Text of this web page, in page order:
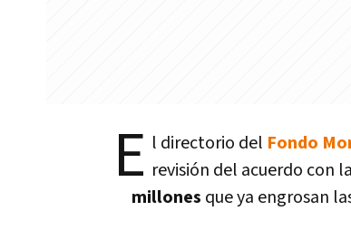
E l directorio del Fondo
revisión del acuerdo con
millones que ya engrosan